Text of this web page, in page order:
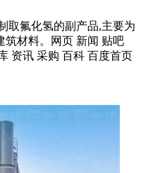
取氟化氢的副产品,主要为
筑材料。网页 新闻 贴吧
资讯 采购 百科 百度首页